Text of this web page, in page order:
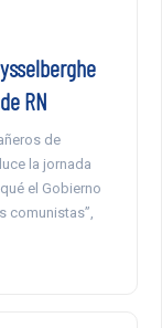
RN
de
la jornada
el Gobierno
comunistas”,